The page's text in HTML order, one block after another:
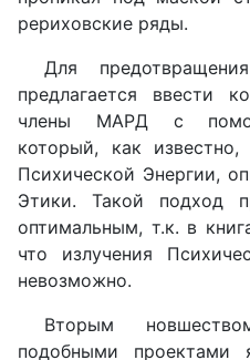
рериховские ряды.
Для
предлагается ввести
члены МАРД с
который, как известно,
Психической Энергии,
Этики. Такой подход
оптимальным, т.к. в
что излучения
невозможно.
Вторым
подобными проектами